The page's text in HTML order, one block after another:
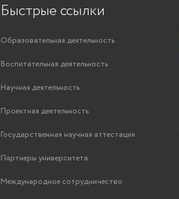
Быстрые ссылки
Образовательная деятельность
Воспитательная деятельность
Научная деятельность
Проектная деятельность
Государственная научная аттестация
Партнеры университета
Международное сотрудничество